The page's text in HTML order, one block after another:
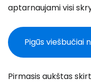
aptarnaujami visi
Pigūs viešbučiai
Pirmasis aukštas